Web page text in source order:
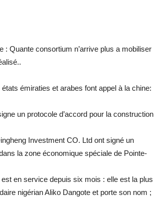
: Quante consortium n’arrive plus a mobiliser
émiraties et arabes font appel à la chine:
un protocole d’accord pour la construction
Investment CO. Ltd ont signé un
la zone économique spéciale de Pointe-
en service depuis six mois : elle est la plus
nigérian Aliko Dangote et porte son nom ;